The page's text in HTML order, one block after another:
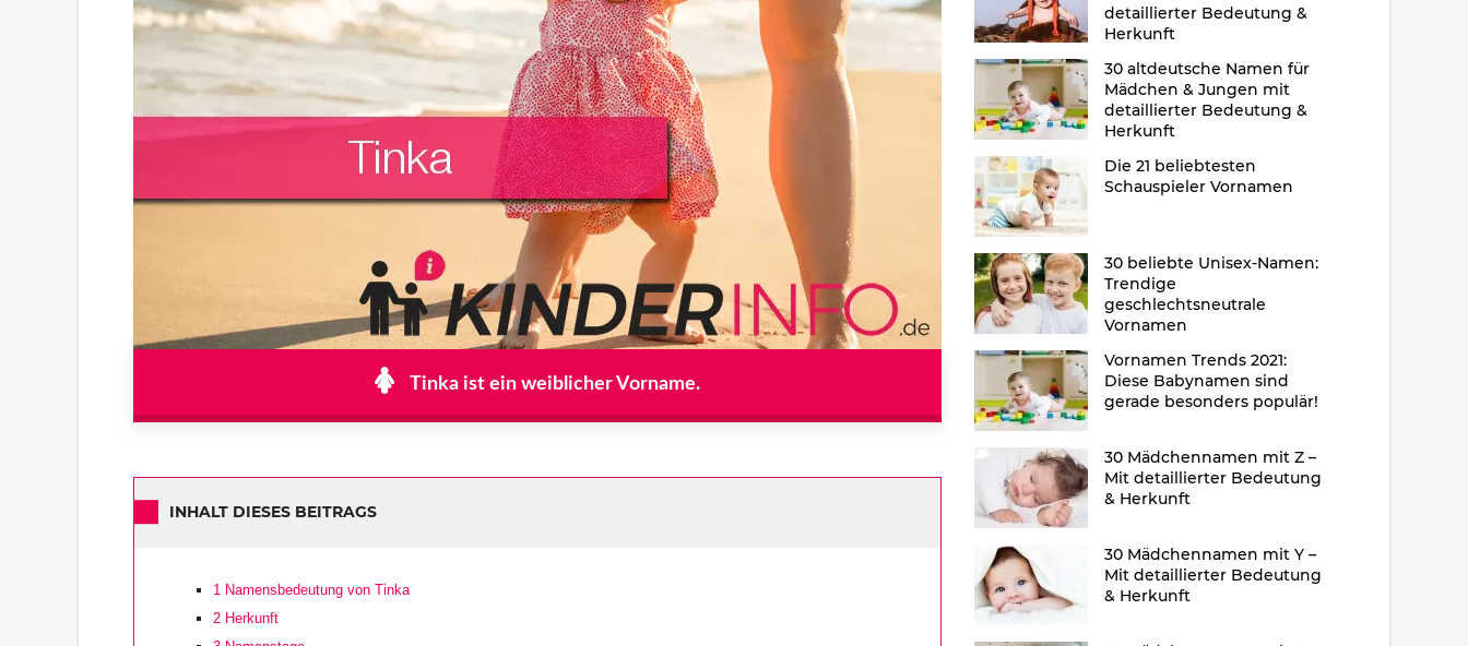
Tinka ist ein weiblicher Vorname.
INHALT DIESES BEITRAGS
1 Namensbedeutung von Tinka
2 Herkunft
detaillierter Bedeutung &
Herkunft
30 altdeutsche Namen für
Mädchen & Jungen mit
detaillierter Bedeutung &
Herkunft
Die 21 beliebtesten
Schauspieler Vornamen
30 beliebte Unisex-Namen:
Trendige
geschlechtsneutrale
Vornamen
Vornamen Trends 2021:
Diese Babynamen sind
gerade besonders populär!
30 Mädchennamen mit Z –
Mit detaillierter Bedeutung
& Herkunft
30 Mädchennamen mit Y –
Mit detaillierter Bedeutung
& Herkunft